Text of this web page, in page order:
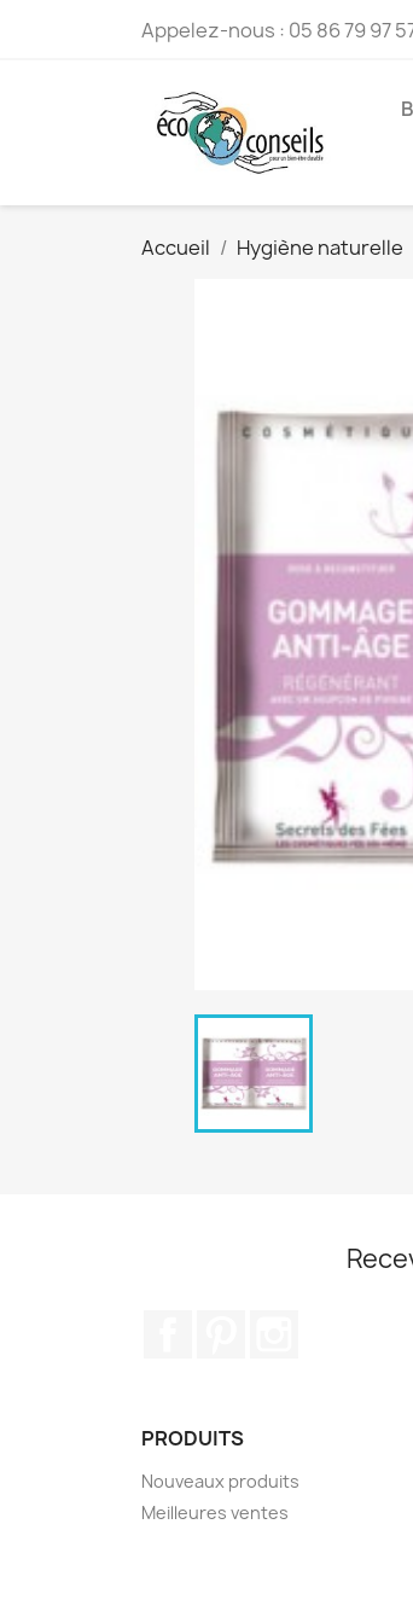
Appelez-nous : 05 86 79 97
Accueil Hygiène naturelle
PRODUITS
Nouveaux produits
Meilleures ventes